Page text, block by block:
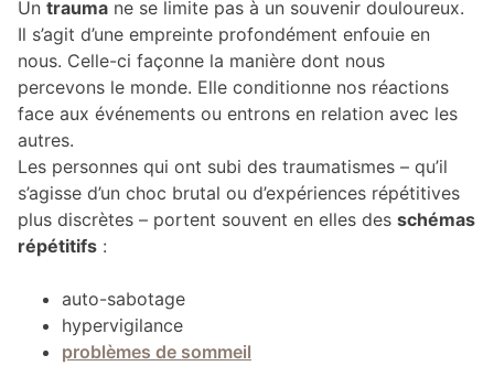
Un trauma ne se limite pas à un souvenir douloureux.
Il s’agit d’une empreinte profondément enfouie en
nous. Celle-ci façonne la manière dont nous
percevons le monde. Elle conditionne nos réactions
face aux événements ou entrons en relation avec les
autres.
Les personnes qui ont subi des traumatismes – qu’il
s’agisse d’un choc brutal ou d’expériences répétitives
plus discrètes – portent souvent en elles des schémas
répétitifs :
auto-sabotage
hypervigilance
problèmes de sommeil